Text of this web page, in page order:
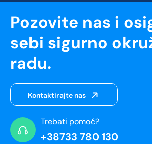
Pozovite nas i
sebi sigurno
radu.
Kontaktirajte nas
Trebati pomoć?
+38733 780 130